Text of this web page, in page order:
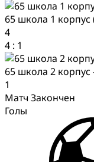
65 школа 1 корпус
4
4 : 1
65 школа 2 корпус
1
Матч Закончен
Голы